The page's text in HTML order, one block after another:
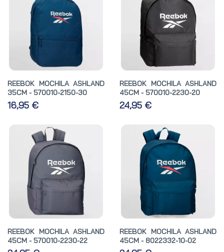
REEBOK MOCHILA ASHLAND
35CM - 570010-2150-30
16,95 €
REEBOK MOCHILA ASHLAND
45CM - 570010-2230-20
24,95 €
REEBOK MOCHILA ASHLAND
45CM - 570010-2230-22
REEBOK MOCHILA ASHLAND
45CM - 8022332-10-02